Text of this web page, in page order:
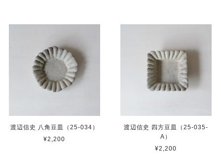
渡辺信史 八角豆皿（25-034）
¥2,200
渡辺信史 四方豆皿（25-035-
A）
¥2,200